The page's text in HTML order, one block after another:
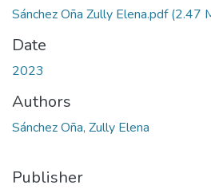
Sánchez Oña Zully Elena.pdf(2.47
Date
2023
Authors
Sánchez Oña, Zully Elena
Publisher